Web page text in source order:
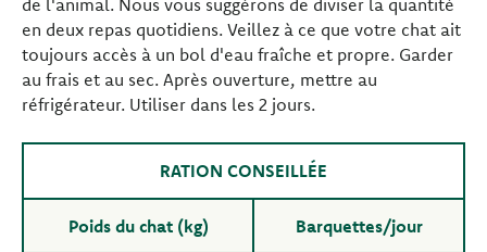
de l'animal. Nous vous suggérons de diviser la quantité
en deux repas quotidiens. Veillez à ce que votre chat ait
toujours accès à un bol d'eau fraîche et propre. Garder
au frais et au sec. Après ouverture, mettre au
réfrigérateur. Utiliser dans les 2 jours.
RATION CONSEILLÉE
Poids du chat (kg) Barquettes/jour